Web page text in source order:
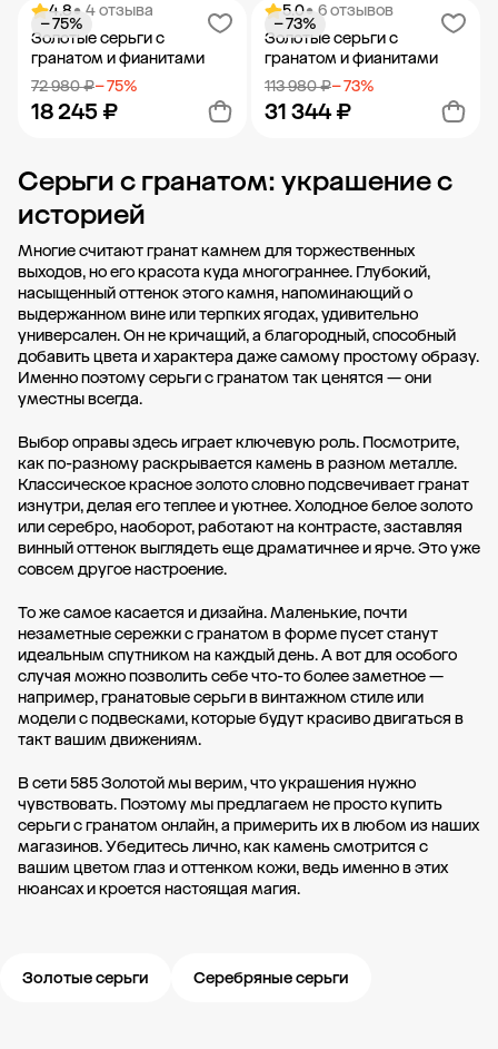
Добавить в корзину Добавить в корзину
4.8• 4 отзыва
Золотые серьги с
гранатом и фианитами
72 980 ₽− 75%
18 245 ₽
− 75%
Добавить в корзину
5.0• 6 отзывов
Золотые серьги с
гранатом и фианитами
113 980 ₽− 73%
31 344 ₽
− 73%
Добавить в корзину
Серьги с гранатом: украшение с
историей
Многие считают гранат камнем для торжественных
выходов, но его красота куда многограннее. Глубокий,
насыщенный оттенок этого камня, напоминающий о
выдержанном вине или терпких ягодах, удивительно
универсален. Он не кричащий, а благородный, способный
добавить цвета и характера даже самому простому образу.
Именно поэтому серьги с гранатом так ценятся — они
уместны всегда.
Выбор оправы здесь играет ключевую роль. Посмотрите,
как по-разному раскрывается камень в разном металле.
Классическое красное золото словно подсвечивает гранат
изнутри, делая его теплее и уютнее. Холодное белое золото
или серебро, наоборот, работают на контрасте, заставляя
винный оттенок выглядеть еще драматичнее и ярче. Это уже
совсем другое настроение.
То же самое касается и дизайна. Маленькие, почти
незаметные сережки с гранатом в форме пусет станут
идеальным спутником на каждый день. А вот для особого
случая можно позволить себе что-то более заметное —
например, гранатовые серьги в винтажном стиле или
модели с подвесками, которые будут красиво двигаться в
такт вашим движениям.
В сети 585 Золотой мы верим, что украшения нужно
чувствовать. Поэтому мы предлагаем не просто купить
серьги с гранатом онлайн, а примерить их в любом из наших
магазинов. Убедитесь лично, как камень смотрится с
вашим цветом глаз и оттенком кожи, ведь именно в этих
нюансах и кроется настоящая магия.
Золотые серьги Серебряные серьги